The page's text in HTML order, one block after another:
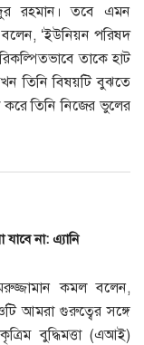
রহমান। তবে এমন
‘ইউনিয়ন পরিষদ
তাকে হাট
তিনি বিষয়টি বুঝতে
করে তিনি নিজের ভুলের
না: এ্যানি
কমল বলেন,
আমরা গুরুত্বের সঙ্গে
বুদ্ধিমত্তা (এআই)